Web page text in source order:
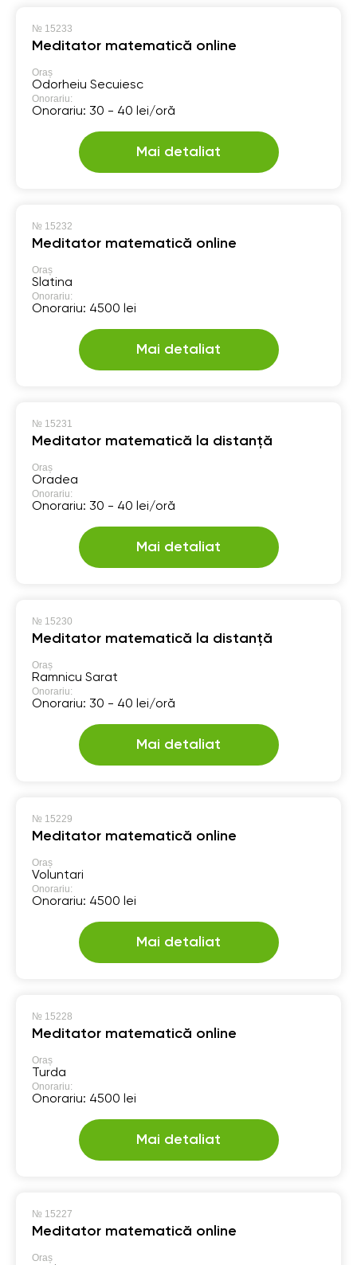
№ 15233
Meditator matematică online
Oraș
Odorheiu Secuiesc
Onorariu:
Onorariu: 30 - 40 lei/oră
Mai detaliat
№ 15232
Meditator matematică online
Oraș
Slatina
Onorariu:
Onorariu: 4500 lei
Mai detaliat
№ 15231
Meditator matematică la distanță
Oraș
Oradea
Onorariu:
Onorariu: 30 - 40 lei/oră
Mai detaliat
№ 15230
Meditator matematică la distanță
Oraș
Ramnicu Sarat
Onorariu:
Onorariu: 30 - 40 lei/oră
Mai detaliat
№ 15229
Meditator matematică online
Oraș
Voluntari
Onorariu:
Onorariu: 4500 lei
Mai detaliat
№ 15228
Meditator matematică online
Oraș
Turda
Onorariu:
Onorariu: 4500 lei
Mai detaliat
№ 15227
Meditator matematică online
Oraș